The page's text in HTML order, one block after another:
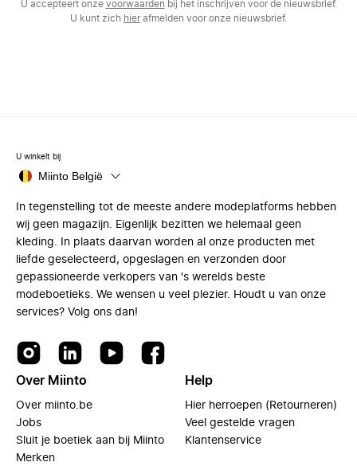
U accepteert onze voorwaarden bij het inschrijven voor de nieuwsbrief.
U kunt zich hierafmelden voor onze nieuwsbrief.
U winkelt bij
Miinto België
In tegenstelling tot de meeste andere modeplatforms hebben
wij geen magazijn. Eigenlijk bezitten we helemaal geen
kleding. In plaats daarvan worden al onze producten met
liefde geselecteerd, opgeslagen en verzonden door
gepassioneerde verkopers van 's werelds beste
modeboetieks. We wensen u veel plezier. Houdt u van onze
services? Volg ons dan!
Over Miinto
Over miinto.be
Jobs
Sluit je boetiek aan bij Miinto
Merken
Help
Hier herroepen (Retourneren)
Veel gestelde vragen
Klantenservice